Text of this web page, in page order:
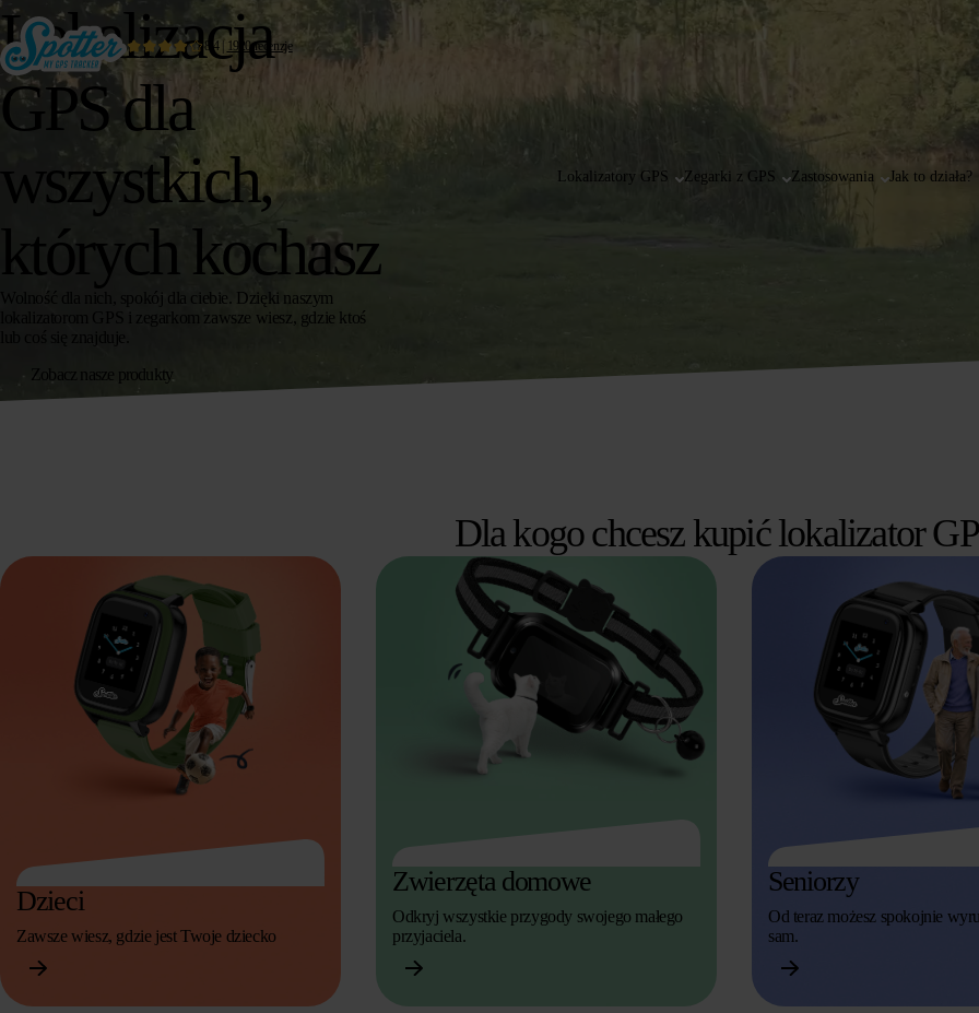
8.4| 1920recenzje
Lokalizatory GPS Zegarki z GPS Zastosowania Jak to działa?
Lokalizacja
GPS dla
wszystkich,
których kochasz
Wolność dla nich, spokój dla ciebie. Dzięki naszym
lokalizatorom GPS i zegarkom zawsze wiesz, gdzie ktoś
lub coś się znajduje.
Zobacz nasze produkty
Dla kogo chcesz kupić lokalizator
Dzieci
Zawsze wiesz, gdzie jest Twoje dziecko
Zwierzęta domowe
Odkryj wszystkie przygody swojego małego
przyjaciela.
Seniorzy
Od teraz możesz spokojnie
sam.